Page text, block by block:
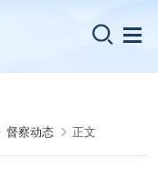
督察动态 正文